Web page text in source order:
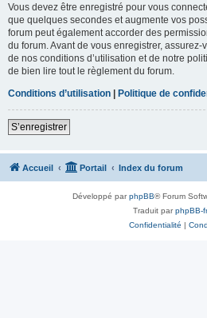
Vous devez être enregistré pour vous
que quelques secondes et augmente vos
forum peut également accorder des
du forum. Avant de vous enregistrer, assurez-
de nos conditions d’utilisation et de notre
de bien lire tout le règlement du forum.
Conditions d’utilisation | Politique de
S’enregistrer
Accueil Portail Index du forum
Développé parphpBB® Forum
Traduit parphpBB-
Confidentialité |